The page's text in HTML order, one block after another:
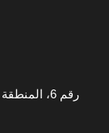
رقم 6،